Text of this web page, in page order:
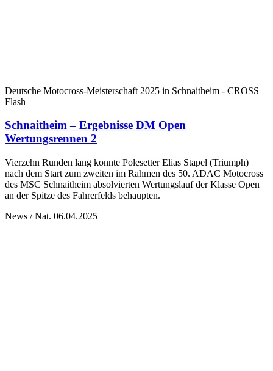
Deutsche Motocross-Meisterschaft 2025 in Schnaitheim - CROSS
Flash
Schnaitheim – Ergebnisse DM Open
Wertungsrennen 2
Vierzehn Runden lang konnte Polesetter Elias Stapel (Triumph)
nach dem Start zum zweiten im Rahmen des 50. ADAC Motocross
des MSC Schnaitheim absolvierten Wertungslauf der Klasse Open
an der Spitze des Fahrerfelds behaupten.
News / Nat. 06.04.2025